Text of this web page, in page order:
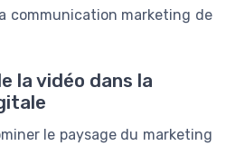
communication marketing de
la vidéo dans la
le paysage du marketing